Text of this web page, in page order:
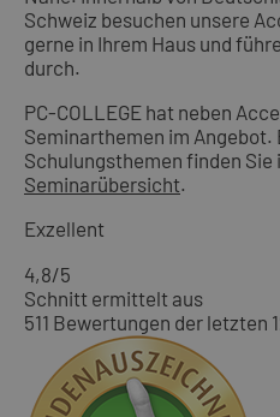
Schweiz besuchen unsere
gerne in Ihrem Haus und
durch.
PC-COLLEGE hat neben
Seminarthemen im Angebot.
Schulungsthemen finden Sie
Seminarübersicht.
Exzellent
4,8/5
Schnitt ermittelt aus
511 Bewertungen der letzten